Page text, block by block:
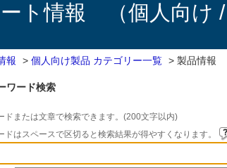
ト情報 （個人向け /
報 > 個人向け製品 カテゴリー一覧 > 製品情報
ワード検索
ドまたは文章で検索できます。(200文字以内)
ドはスペースで区切ると検索結果が得やすくなります。